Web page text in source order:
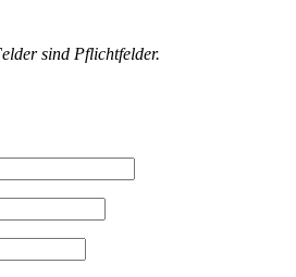
sind Pflichtfelder.